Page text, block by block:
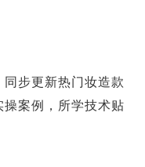
步更新热门妆造款
案例，所学技术贴